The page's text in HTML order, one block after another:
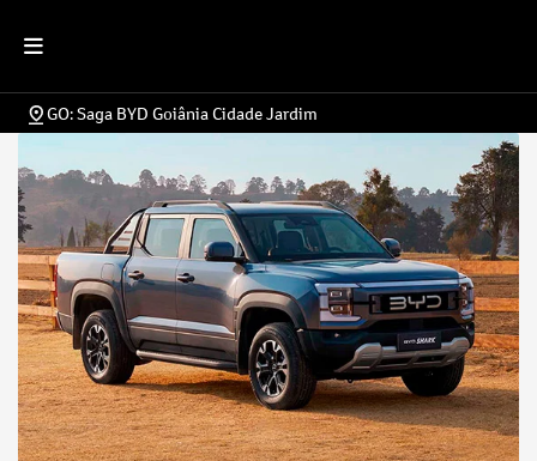
GO: Saga BYD Goiânia Cidade Jardim